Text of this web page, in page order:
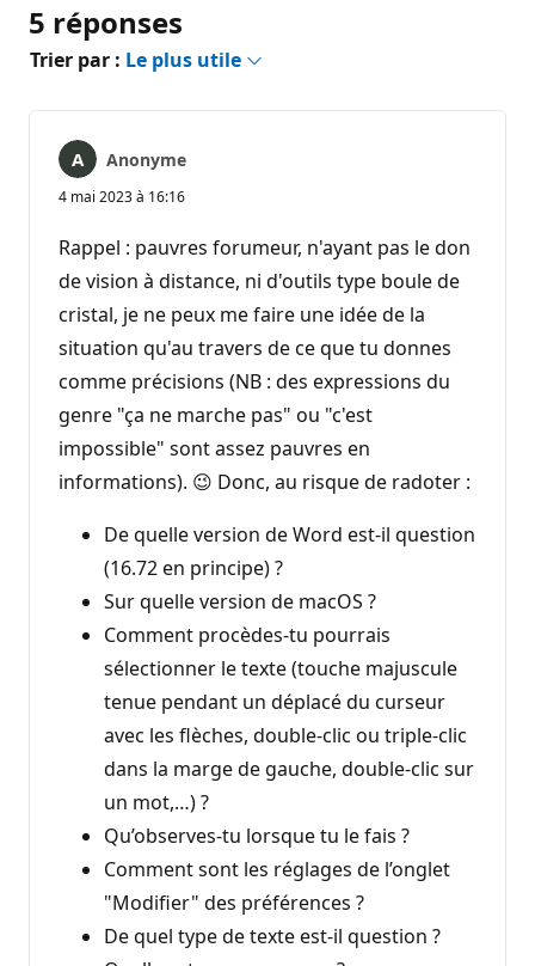
5 réponses
Trier par : Le plus utile
Anonyme
4 mai 2023 à 16:16
Rappel : pauvres forumeur, n'ayant pas le don
de vision à distance, ni d'outils type boule de
cristal, je ne peux me faire une idée de la
situation qu'au travers de ce que tu donnes
comme précisions (NB : des expressions du
genre "ça ne marche pas" ou "c'est
impossible" sont assez pauvres en
informations). 😉 Donc, au risque de radoter :
De quelle version de Word est-il question
(16.72 en principe) ?
Sur quelle version de macOS ?
Comment procèdes-tu pourrais
sélectionner le texte (touche majuscule
tenue pendant un déplacé du curseur
avec les flèches, double-clic ou triple-clic
dans la marge de gauche, double-clic sur
un mot,…) ?
Qu’observes-tu lorsque tu le fais ?
Comment sont les réglages de l’onglet
"Modifier" des préférences ?
De quel type de texte est-il question ?